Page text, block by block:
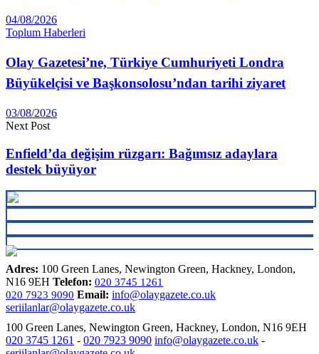
04/08/2026
Toplum Haberleri
Olay Gazetesi’ne, Türkiye Cumhuriyeti Londra
Büyükelçisi ve Başkonsolosu’ndan tarihi ziyaret
03/08/2026
Next Post
Enfield’da değişim rüzgarı: Bağımsız adaylara
destek büyüyor
Adres: 100 Green Lanes, Newington Green, Hackney, London,
N16 9EH Telefon: 020 3745 1261
020 7923 9090 Email: info@olaygazete.co.uk
seriilanlar@olaygazete.co.uk
100 Green Lanes, Newington Green, Hackney, London, N16 9EH
020 3745 1261 - 020 7923 9090 info@olaygazete.co.uk -